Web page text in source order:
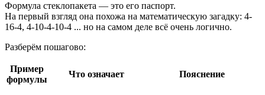
Формула стеклопакета — это его паспорт.
На первый взгляд она похожа на математическую загадку: 4-
16-4, 4-10-4-10-4 ... но на самом деле всё очень логично.
Разберём пошагово:
Пример
формулы
Что означает Пояснение